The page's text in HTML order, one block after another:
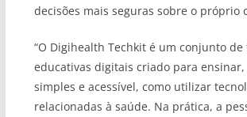
decisões mais seguras sobre o próprio
“O Digihealth Techkit é um conjunto
educativas digitais criado para
simples e acessível, como utilizar
relacionadas à saúde. Na prática, a